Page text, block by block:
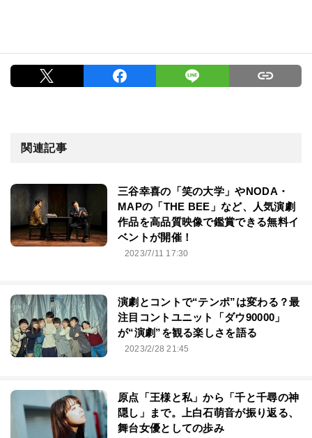
関連記事
三谷幸喜の「笑の大学」やNODA・
MAPの「THE BEE」など、人気演劇
作品を高品質映像で鑑賞できる無料イ
ベントが開催！
2023/7/11 17:30
演劇とコントで“テンポ”は変わる？最
注目コントユニット「ダウ90000」
が“演劇”を観る楽しさを語る
2023/2/28 21:45
原点「王様と私」から「千と千尋の神
隠し」まで。上白石萌音が振り返る、
舞台女優としての歩み